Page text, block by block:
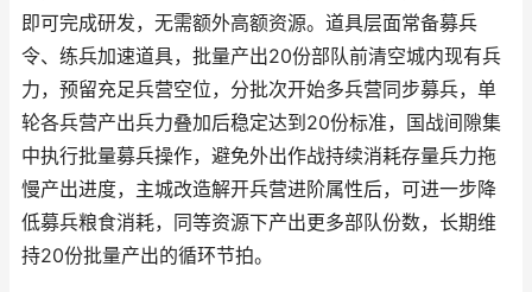
即可完成研发，无需额外高额资源。道具层面常备募兵
令、练兵加速道具，批量产出20份部队前清空城内现有兵
力，预留充足兵营空位，分批次开始多兵营同步募兵，单
轮各兵营产出兵力叠加后稳定达到20份标准，国战间隙集
中执行批量募兵操作，避免外出作战持续消耗存量兵力拖
慢产出进度，主城改造解开兵营进阶属性后，可进一步降
低募兵粮食消耗，同等资源下产出更多部队份数，长期维
持20份批量产出的循环节拍。